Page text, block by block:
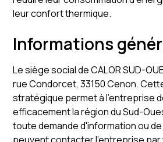
leur confort thermique.
Informations
Le siège social de CALOR SUD-
rue Condorcet, 33150 Cenon.
stratégique permet à l'entreprise
efficacement la région du Sud-
toute demande d'information ou